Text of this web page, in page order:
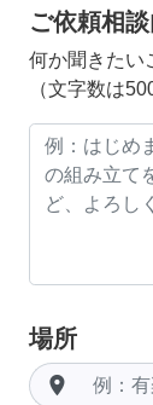
ご依頼相
何か聞きたい
（文字数は
場所
room